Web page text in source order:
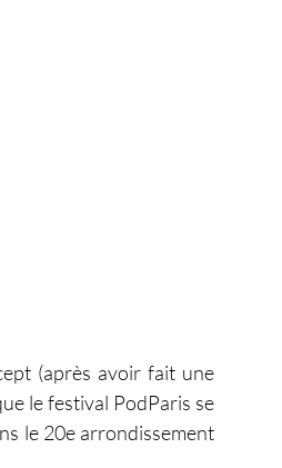
(après avoir fait une
le festival PodParis se
le 20e arrondissement